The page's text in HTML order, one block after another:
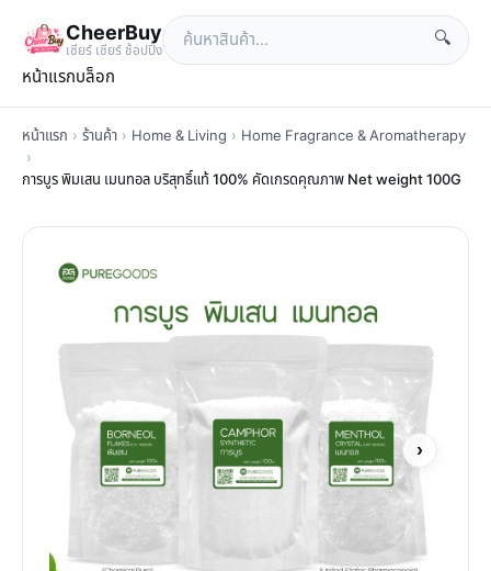
CheerBuy
เซียร์ เซียร์ ช้อปปิ้ง
🔍
หน้าแรกบล็อก
หน้าแรก › ร้านค้า › Home & Living › Home Fragrance & Aromatherapy
›
การบูร พิมเสน เมนทอล บริสุทธิ์แท้ 100% คัดเกรดคุณภาพ Net weight 100G
›